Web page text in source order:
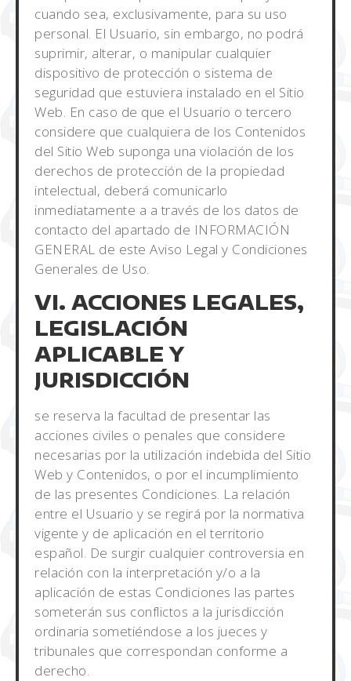
cuando sea, exclusivamente, para su uso
personal. El Usuario, sin embargo, no podrá
suprimir, alterar, o manipular cualquier
dispositivo de protección o sistema de
seguridad que estuviera instalado en el Sitio
Web. En caso de que el Usuario o tercero
considere que cualquiera de los Contenidos
del Sitio Web suponga una violación de los
derechos de protección de la propiedad
intelectual, deberá comunicarlo
inmediatamente a a través de los datos de
contacto del apartado de INFORMACIÓN
GENERAL de este Aviso Legal y Condiciones
Generales de Uso.
VI. ACCIONES LEGALES,
LEGISLACIÓN
APLICABLE Y
JURISDICCIÓN
se reserva la facultad de presentar las
acciones civiles o penales que considere
necesarias por la utilización indebida del Sitio
Web y Contenidos, o por el incumplimiento
de las presentes Condiciones. La relación
entre el Usuario y se regirá por la normativa
vigente y de aplicación en el territorio
español. De surgir cualquier controversia en
relación con la interpretación y/o a la
aplicación de estas Condiciones las partes
someterán sus conflictos a la jurisdicción
ordinaria sometiéndose a los jueces y
tribunales que correspondan conforme a
derecho.